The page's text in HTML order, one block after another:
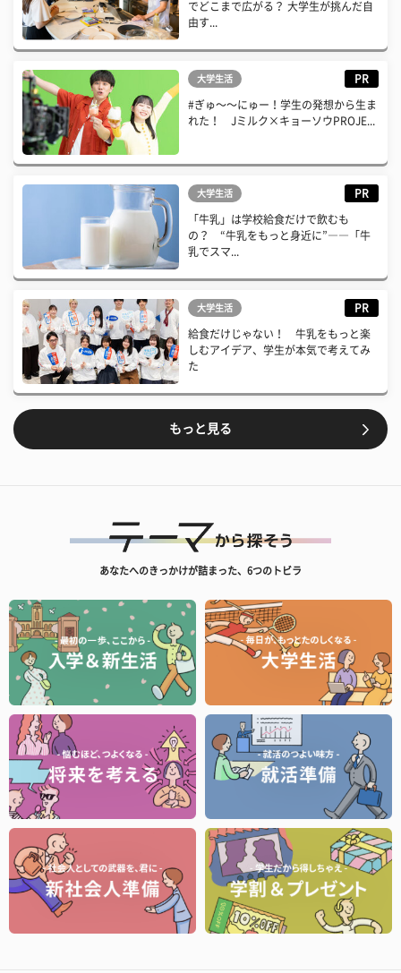
でどこまで広がる？ 大学生が挑んだ自
由す...
大学生活 PR
#ぎゅ〜〜にゅー！学生の発想から生ま
れた！ Jミルク×キョーソウPROJE...
大学生活 PR
「牛乳」は学校給食だけで飲むも
の？ “牛乳をもっと身近に”――「牛
乳でスマ...
大学生活 PR
給食だけじゃない！ 牛乳をもっと楽
しむアイデア、学生が本気で考えてみ
た
もっと見る
あなたへのきっかけが詰まった、6つのトビラ